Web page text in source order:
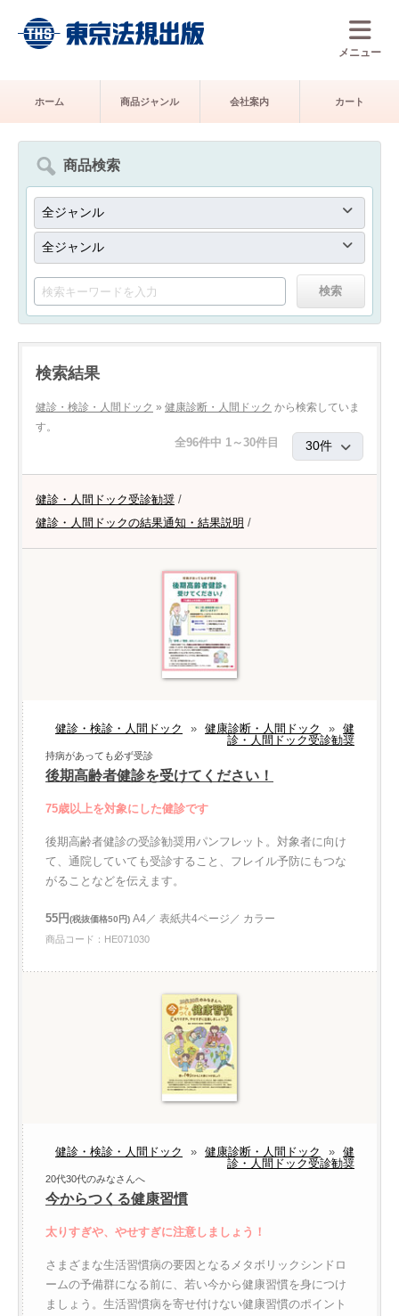
メニュー
ホーム 商品ジャンル 会社案内 カート
商品検索
検索結果
健診・検診・人間ドック » 健康診断・人間ドック から検索していま
す。
全96件中 1～30件目
健診・人間ドック受診勧奨 /
健診・人間ドックの結果通知・結果説明 /
健診・検診・人間ドック » 健康診断・人間ドック » 健
診・人間ドック受診勧奨
持病があっても必ず受診
後期高齢者健診を受けてください！
75歳以上を対象にした健診です
後期高齢者健診の受診勧奨用パンフレット。対象者に向け
て、通院していても受診すること、フレイル予防にもつな
がることなどを伝えます。
55円(税抜価格50円) A4／ 表紙共4ページ／ カラー
商品コード：HE071030
健診・検診・人間ドック » 健康診断・人間ドック » 健
診・人間ドック受診勧奨
20代30代のみなさんへ
今からつくる健康習慣
太りすぎや、やせすぎに注意しましょう！
さまざまな生活習慣病の要因となるメタボリックシンドロ
ームの予備群になる前に、若い今から健康習慣を身につけ
ましょう。生活習慣病を寄せ付けない健康習慣のポイント